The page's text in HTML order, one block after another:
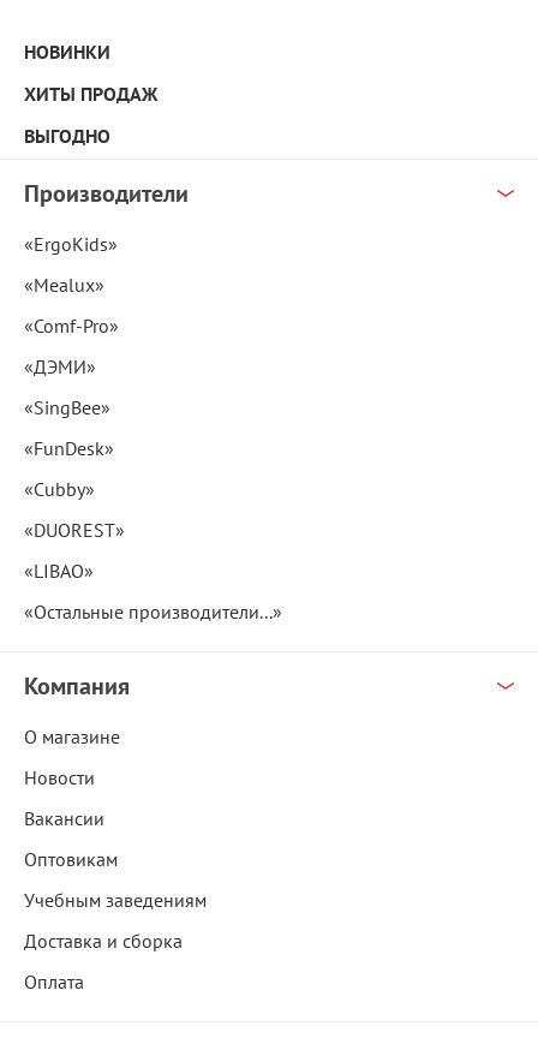
НОВИНКИ
ХИТЫ ПРОДАЖ
ВЫГОДНО
Производители
«ErgoKids»
«Mealux»
«Comf-Pro»
«ДЭМИ»
«SingBee»
«FunDesk»
«Cubby»
«DUOREST»
«LIBAO»
«Остальные производители...»
Компания
О магазине
Новости
Вакансии
Оптовикам
Учебным заведениям
Доставка и сборка
Оплата